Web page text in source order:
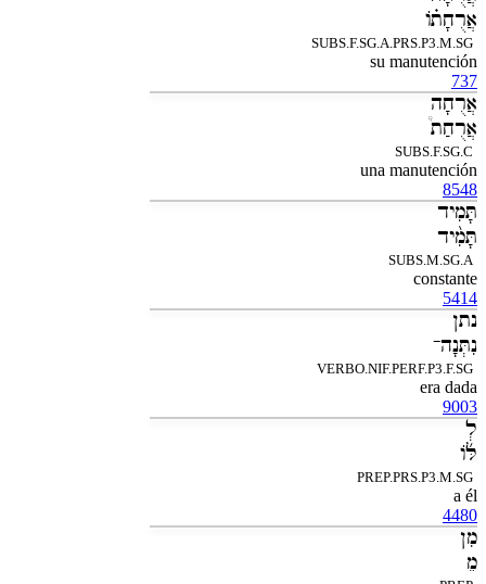
אֲרֻחָתֹ֗ו
SUBS.F.SG.A.PRS.P3.M.SG
su manutención
737
אֲרֻחָה
אֲרֻחַת֩
SUBS.F.SG.C
una manutención
8548
תָּמִיד
תָּמִ֨יד
SUBS.M.SG.A
constante
5414
נתן
נִתְּנָה־
VERBO.NIF.PERF.P3.F.SG
era dada
9003
לְ
לֹּ֜ו
PREP.PRS.P3.M.SG
a él
4480
מִן
מֵ